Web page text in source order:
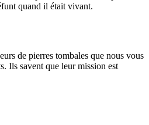
quand il était vivant.
de pierres tombales que nous vous
Ils savent que leur mission est